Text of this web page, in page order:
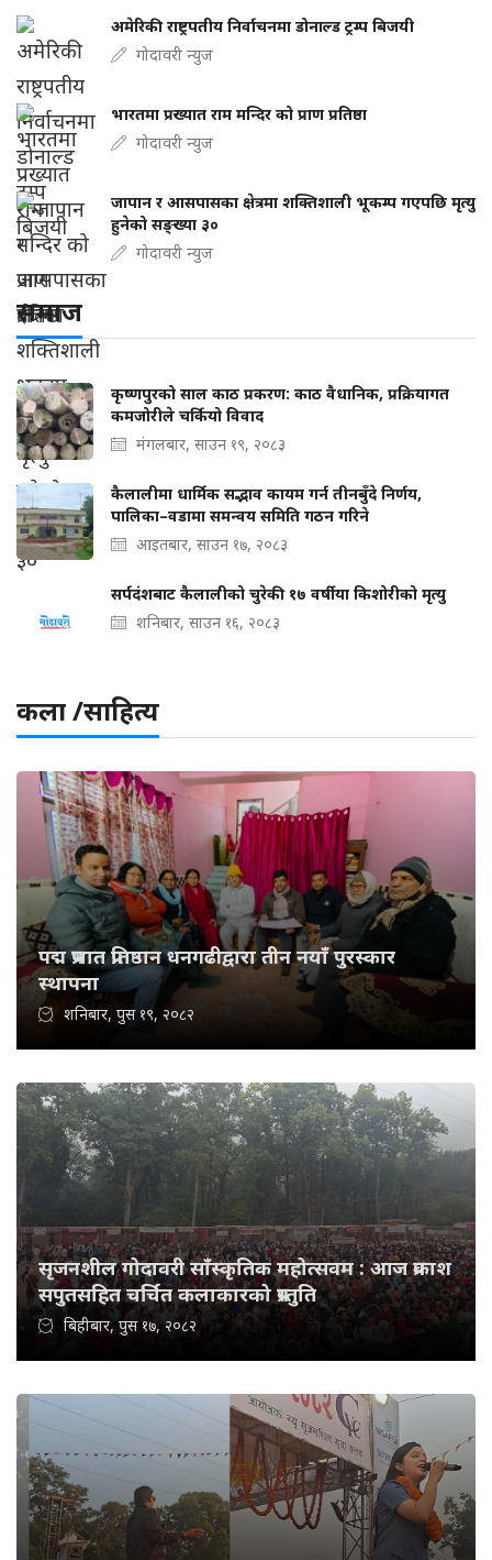
अमेरिकी राष्ट्रपतीय निर्वाचनमा डोनाल्ड ट्रम्प बिजयी
गोदावरी न्युज
भारतमा प्रख्यात राम मन्दिर को प्राण प्रतिष्ठा
गोदावरी न्युज
जापान र आसपासका क्षेत्रमा शक्तिशाली भूकम्प गएपछि मृत्यु
हुनेको सङ्ख्या ३०
गोदावरी न्युज
समाज
कृष्णपुरको साल काठ प्रकरण: काठ वैधानिक, प्रक्रियागत
कमजोरीले चर्कियो विवाद
मंगलबार, साउन १९, २०८३
कैलालीमा धार्मिक सद्भाव कायम गर्न तीनबुँदे निर्णय,
पालिका–वडामा समन्वय समिति गठन गरिने
आइतबार, साउन १७, २०८३
सर्पदंशबाट कैलालीको चुरेकी १७ वर्षीया किशोरीको मृत्यु
शनिबार, साउन १६, २०८३
कला /साहित्य
पद्म प्रभात प्रतिष्ठान धनगढीद्वारा तीन नयाँ पुरस्कार
स्थापना
शनिबार, पुस १९, २०८२
सृजनशील गोदावरी साँस्कृतिक महोत्सवम : आज प्रकाश
सपुतसहित चर्चित कलाकारको प्रस्तुति
बिहीबार, पुस १७, २०८२